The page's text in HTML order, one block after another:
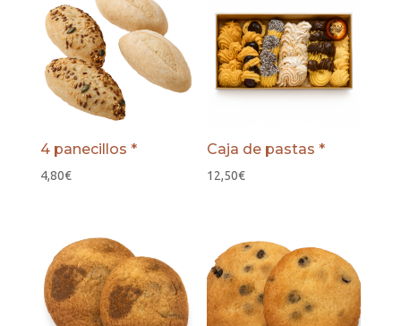
4 panecillos *
4,80€
Caja de pastas *
12,50€